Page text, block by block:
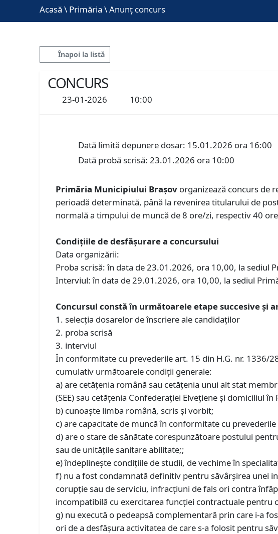
Acasă \ Primăria \ Anunț concurs
Înapoi la listă
CONCURS
23-01-2026 10:00
Dată limită depunere dosar: 15.01.2026 ora 16:00
Dată probă scrisă: 23.01.2026 ora 10:00
Primăria Municipiului Braşov organizează concurs de
perioadă determinată, până la revenirea titularului de
normală a timpului de muncă de 8 ore/zi, respectiv 40
Condiţiile de desfăşurare a concursului
Data organizării:
Proba scrisă: în data de 23.01.2026, ora 10,00, la sediul
Interviul: în data de 29.01.2026, ora 10,00, la sediul
Concursul constă în următoarele etape succesive şi
1. selecţia dosarelor de înscriere ale candidaţilor
2. proba scrisă
3. interviul
În conformitate cu prevederile art. 15 din H.G. nr. 1336/
cumulativ următoarele condiţii generale:
a) are cetăţenia română sau cetăţenia unui alt stat
(SEE) sau cetățenia Confederației Elvețiene și domiciliul în
b) cunoaşte limba română, scris şi vorbit;
c) are capacitate de muncă în conformitate cu
d) are o stare de sănătate corespunzătoare postului
sau de unităţile sanitare abilitate;;
e) îndeplineşte condiţiile de studii, de vechime în
f) nu a fost condamnată definitiv pentru săvârşirea
corupție sau de serviciu, infracțiuni de fals ori contra
incompatibilă cu exercitarea funcţiei contractuale pentru
g) nu execută o pedeapsă complementară prin care i-a
ori de a desfășura activitatea de care s-a folosit pentru